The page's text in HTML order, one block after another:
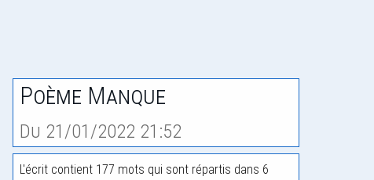
Poème Manque
Du 21/01/2022 21:52
L'écrit contient 177 mots qui sont répartis dans 6